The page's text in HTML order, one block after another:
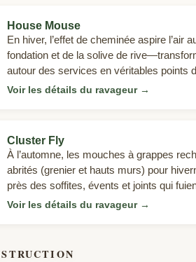
House Mouse
En hiver, l’effet de cheminée aspire l’air
fondation et de la solive de
autour des services en véritables points
l’intérieur, les souris suivent les colonnes
Voir les détails du ravageur→
Cluster Fly
À l’automne, les mouches à grappes
abrités (grenier et hauts murs) pour
près des soffites, évents et joints qui
lors des redoux d’hiver—souvent près
Voir les détails du ravageur→